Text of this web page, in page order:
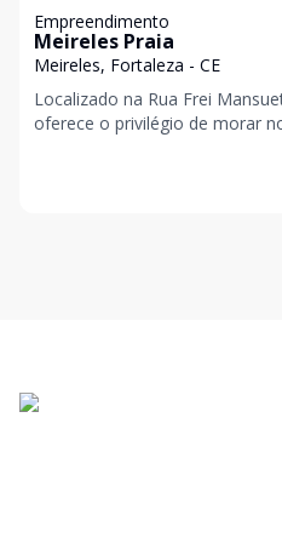
Empreendimento
Meireles Praia
Meireles, Fortaleza - CE
Localizado na Rua Frei
oferece o privilégio de morar